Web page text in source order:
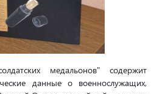
медальонов" содержит
данные о военнослужащих,